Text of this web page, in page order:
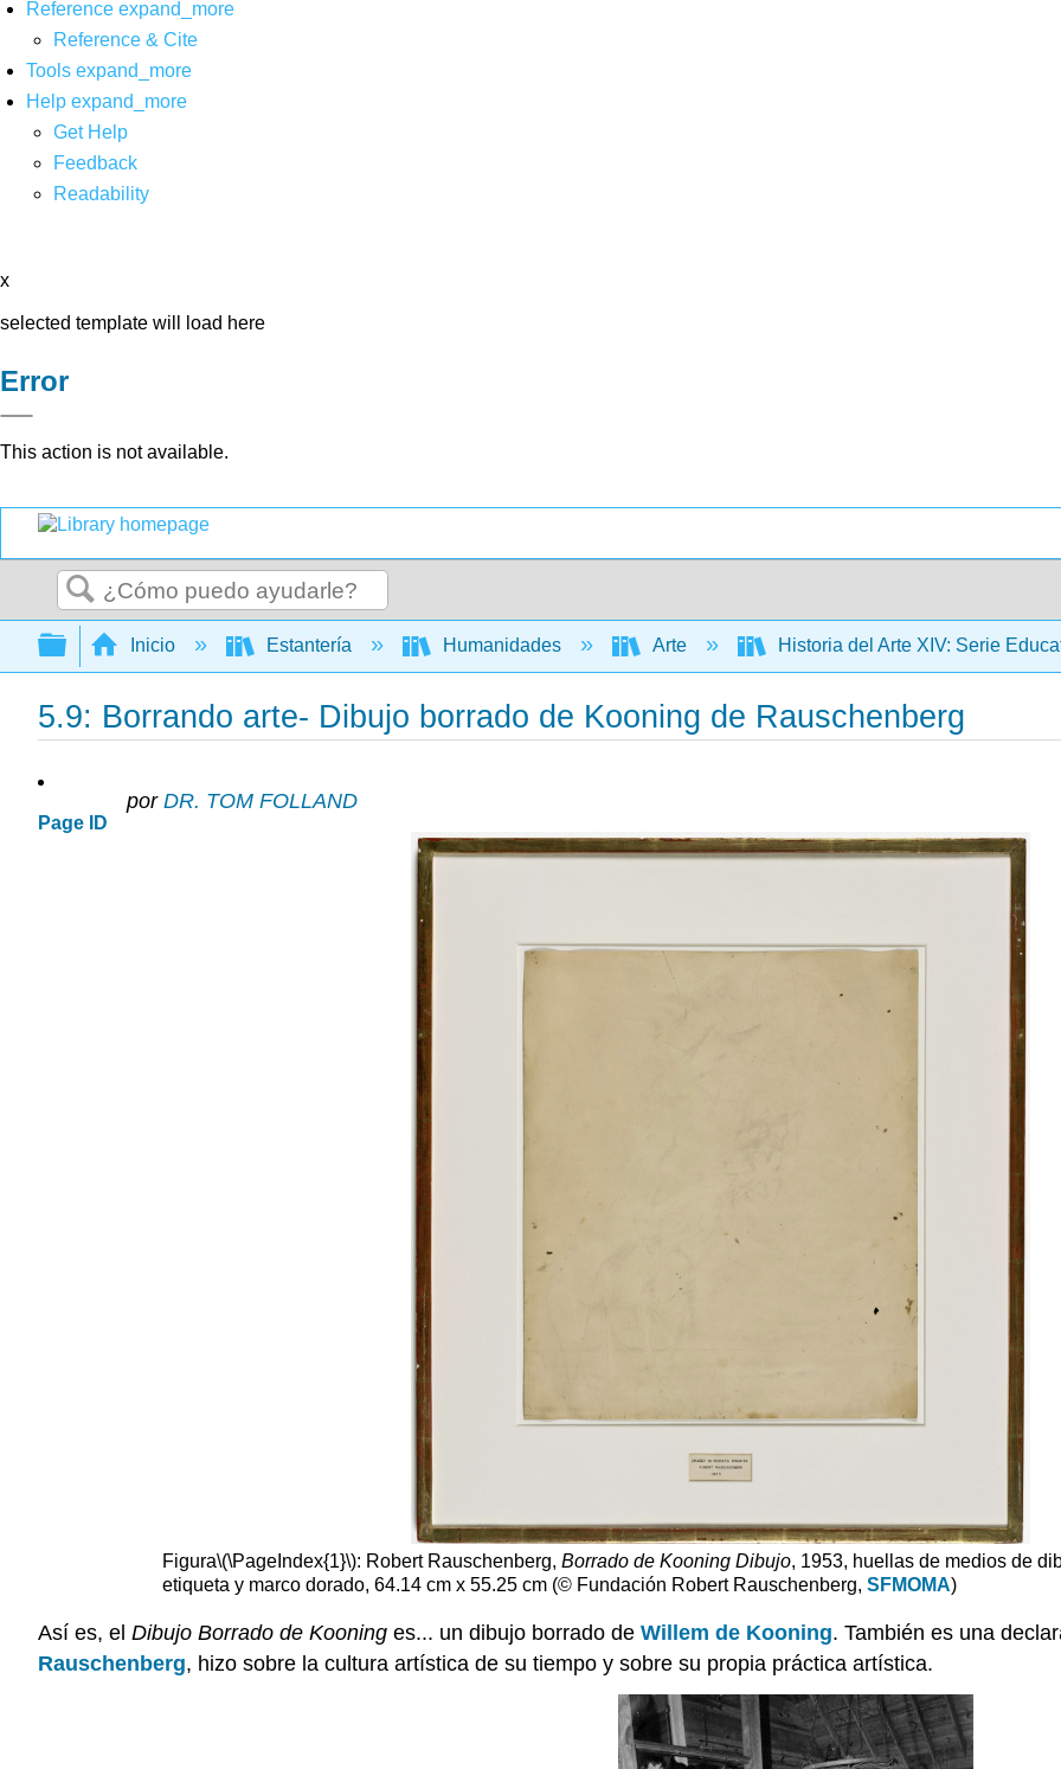
Reference expand_more
Reference & Cite
Tools expand_more
Help expand_more
Get Help
Feedback
Readability
x
selected template will load here
Error
This action is not available.
Buscar
Expandir/contraer jerarquía global
Inicio Estantería Humanidades Arte Historia del Arte XIV: Serie
5.9: Borrando arte- Dibujo borrado de Kooning de Rauschenberg
Page ID
por DR. TOM FOLLAND
Figura\(\PageIndex{1}\): Robert Rauschenberg,Borrado de Kooning Dibujo, 1953, huellas de medios de
etiqueta y marco dorado, 64.14 cm x 55.25 cm (© Fundación Robert Rauschenberg,SFMOMA)
Así es, el Dibujo Borrado de Kooning es... un dibujo borrado de Willem de Kooning. También es una
Rauschenberg, hizo sobre la cultura artística de su tiempo y sobre su propia práctica artística.